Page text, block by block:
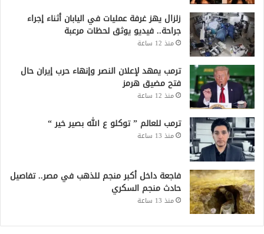
زلزال يهز غرفة عمليات في اليابان أثناء إجراء
جراحة.. فيديو يوثق لحظات مرعبة
منذ 12 ساعة
ترمب يمهد لإعلان النصر وإنهاء حرب إيران حال
فتح مضيق هرمز
منذ 12 ساعة
ترمب للعالم ” توكلو ع الله بصير خير “
منذ 13 ساعة
فاجعة داخل أكبر منجم للذهب في مصر.. تفاصيل
حادث منجم السكري
منذ 13 ساعة